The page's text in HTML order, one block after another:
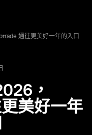
通往更美好一年的入口
，
美好一年